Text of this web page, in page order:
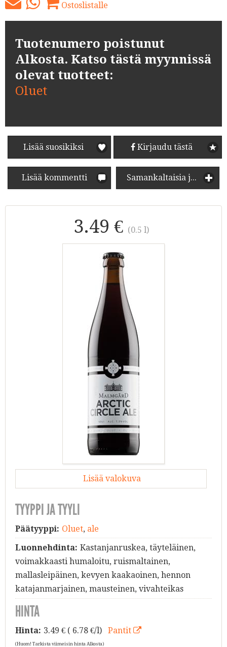
Ostoslistalle
Tuotenumero poistunut
Alkosta. Katso tästä myynnissä
olevat tuotteet:
Oluet
Lisää suosikiksi Kirjaudu tästä
Lisää kommentti Samankaltaisia juomia
3.49 € (0.5 l)
Lisää valokuva
TYYPPI JA TYYLI
Päätyyppi: Oluet, ale
Luonnehdinta: Kastanjanruskea, täyteläinen,
voimakkaasti humaloitu, ruismaltainen,
mallasleipäinen, kevyen kaakaoinen, hennon
katajanmarjainen, mausteinen, vivahteikas
HINTA
Hinta: 3.49 € ( 6.78 €/l) Pantit
(Huom! Tarkista viimeisin hinta Alkosta)